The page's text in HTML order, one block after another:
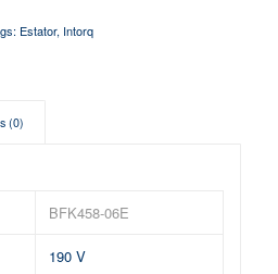
Estator, Intorq
(0)
BFK458-06E
190 V